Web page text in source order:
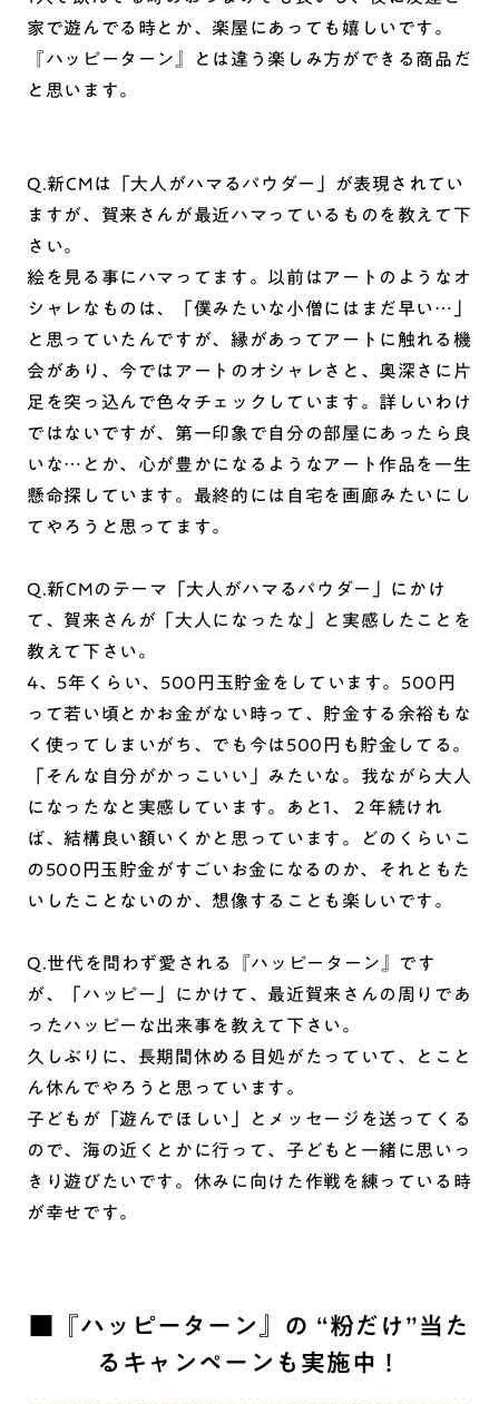
家で遊んでる時とか、楽屋にあっても嬉しいです。
『ハッピーターン』とは違う楽しみ方ができる商品だ
と思います。
Q.新CMは「大人がハマるパウダー」が表現されてい
ますが、賀来さんが最近ハマっているものを教えて下
さい。
絵を見る事にハマってます。以前はアートのようなオ
シャレなものは、「僕みたいな小僧にはまだ早い…」
と思っていたんですが、縁があってアートに触れる機
会があり、今ではアートのオシャレさと、奥深さに片
足を突っ込んで色々チェックしています。詳しいわけ
ではないですが、第一印象で自分の部屋にあったら良
いな…とか、心が豊かになるようなアート作品を一生
懸命探しています。最終的には自宅を画廊みたいにし
てやろうと思ってます。
Q.新CMのテーマ「大人がハマるパウダー」にかけ
て、賀来さんが「大人になったな」と実感したことを
教えて下さい。
4、5年くらい、500円玉貯金をしています。500円
って若い頃とかお金がない時って、貯金する余裕もな
く使ってしまいがち、でも今は500円も貯金してる。
「そんな自分がかっこいい」みたいな。我ながら大人
になったなと実感しています。あと1、２年続けれ
ば、結構良い額いくかと思っています。どのくらいこ
の500円玉貯金がすごいお金になるのか、それともた
いしたことないのか、想像することも楽しいです。
Q.世代を問わず愛される『ハッピーターン』です
が、「ハッピー」にかけて、最近賀来さんの周りであ
ったハッピーな出来事を教えて下さい。
久しぶりに、長期間休める目処がたっていて、とこと
ん休んでやろうと思っています。
子どもが「遊んでほしい」とメッセージを送ってくる
ので、海の近くとかに行って、子どもと一緒に思いっ
きり遊びたいです。休みに向けた作戦を練っている時
が幸せです。
■『ハッピーターン』の “粉だけ”当た
るキャンペーンも実施中！